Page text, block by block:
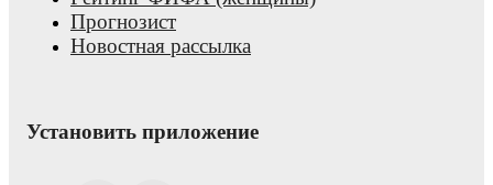
Прогнозист
Новостная рассылка
Установить приложение